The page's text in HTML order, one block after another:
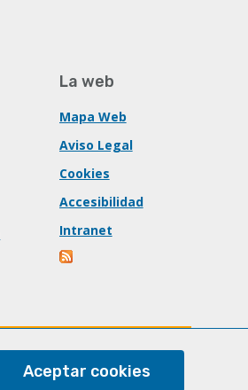
La web
Mapa Web
Aviso Legal
Cookies
Accesibilidad
Intranet
Aceptar cookies